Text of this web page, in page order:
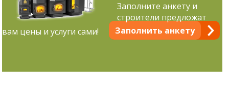
Заполнить анкету
Заполните анкету и
строители предложат
вам цены и услуги сами!